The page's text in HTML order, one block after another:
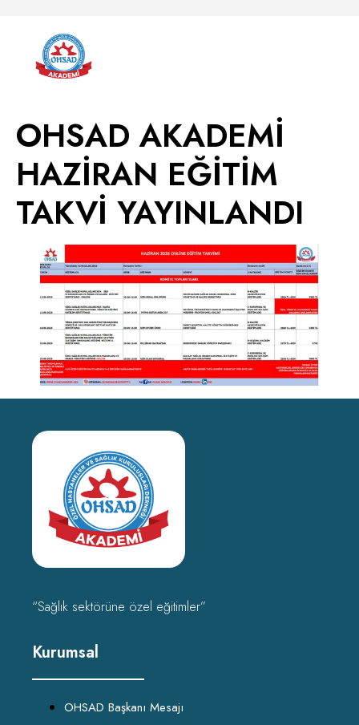
OHSAD AKADEMİ
HAZİRAN EĞİTİM
TAKVİ YAYINLANDI
“Sağlık sektörüne özel eğitimler”
Kurumsal
OHSAD Başkanı Mesajı